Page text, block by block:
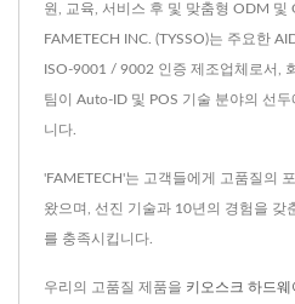
원, 교육, 서비스 후 및 맞춤형 ODM 및
FAMETECH INC. (TYSSO)는 주요한
ISO-9001 / 9002 인증 제조업체로서,
팀이 Auto-ID 및 POS 기술 분야의 선
니다.
'FAMETECH'는 고객들에게 고품질의
왔으며, 선진 기술과 10년의 경험을 갖
를 충족시킵니다.
우리의 고품질 제품을 키오스크 하드웨